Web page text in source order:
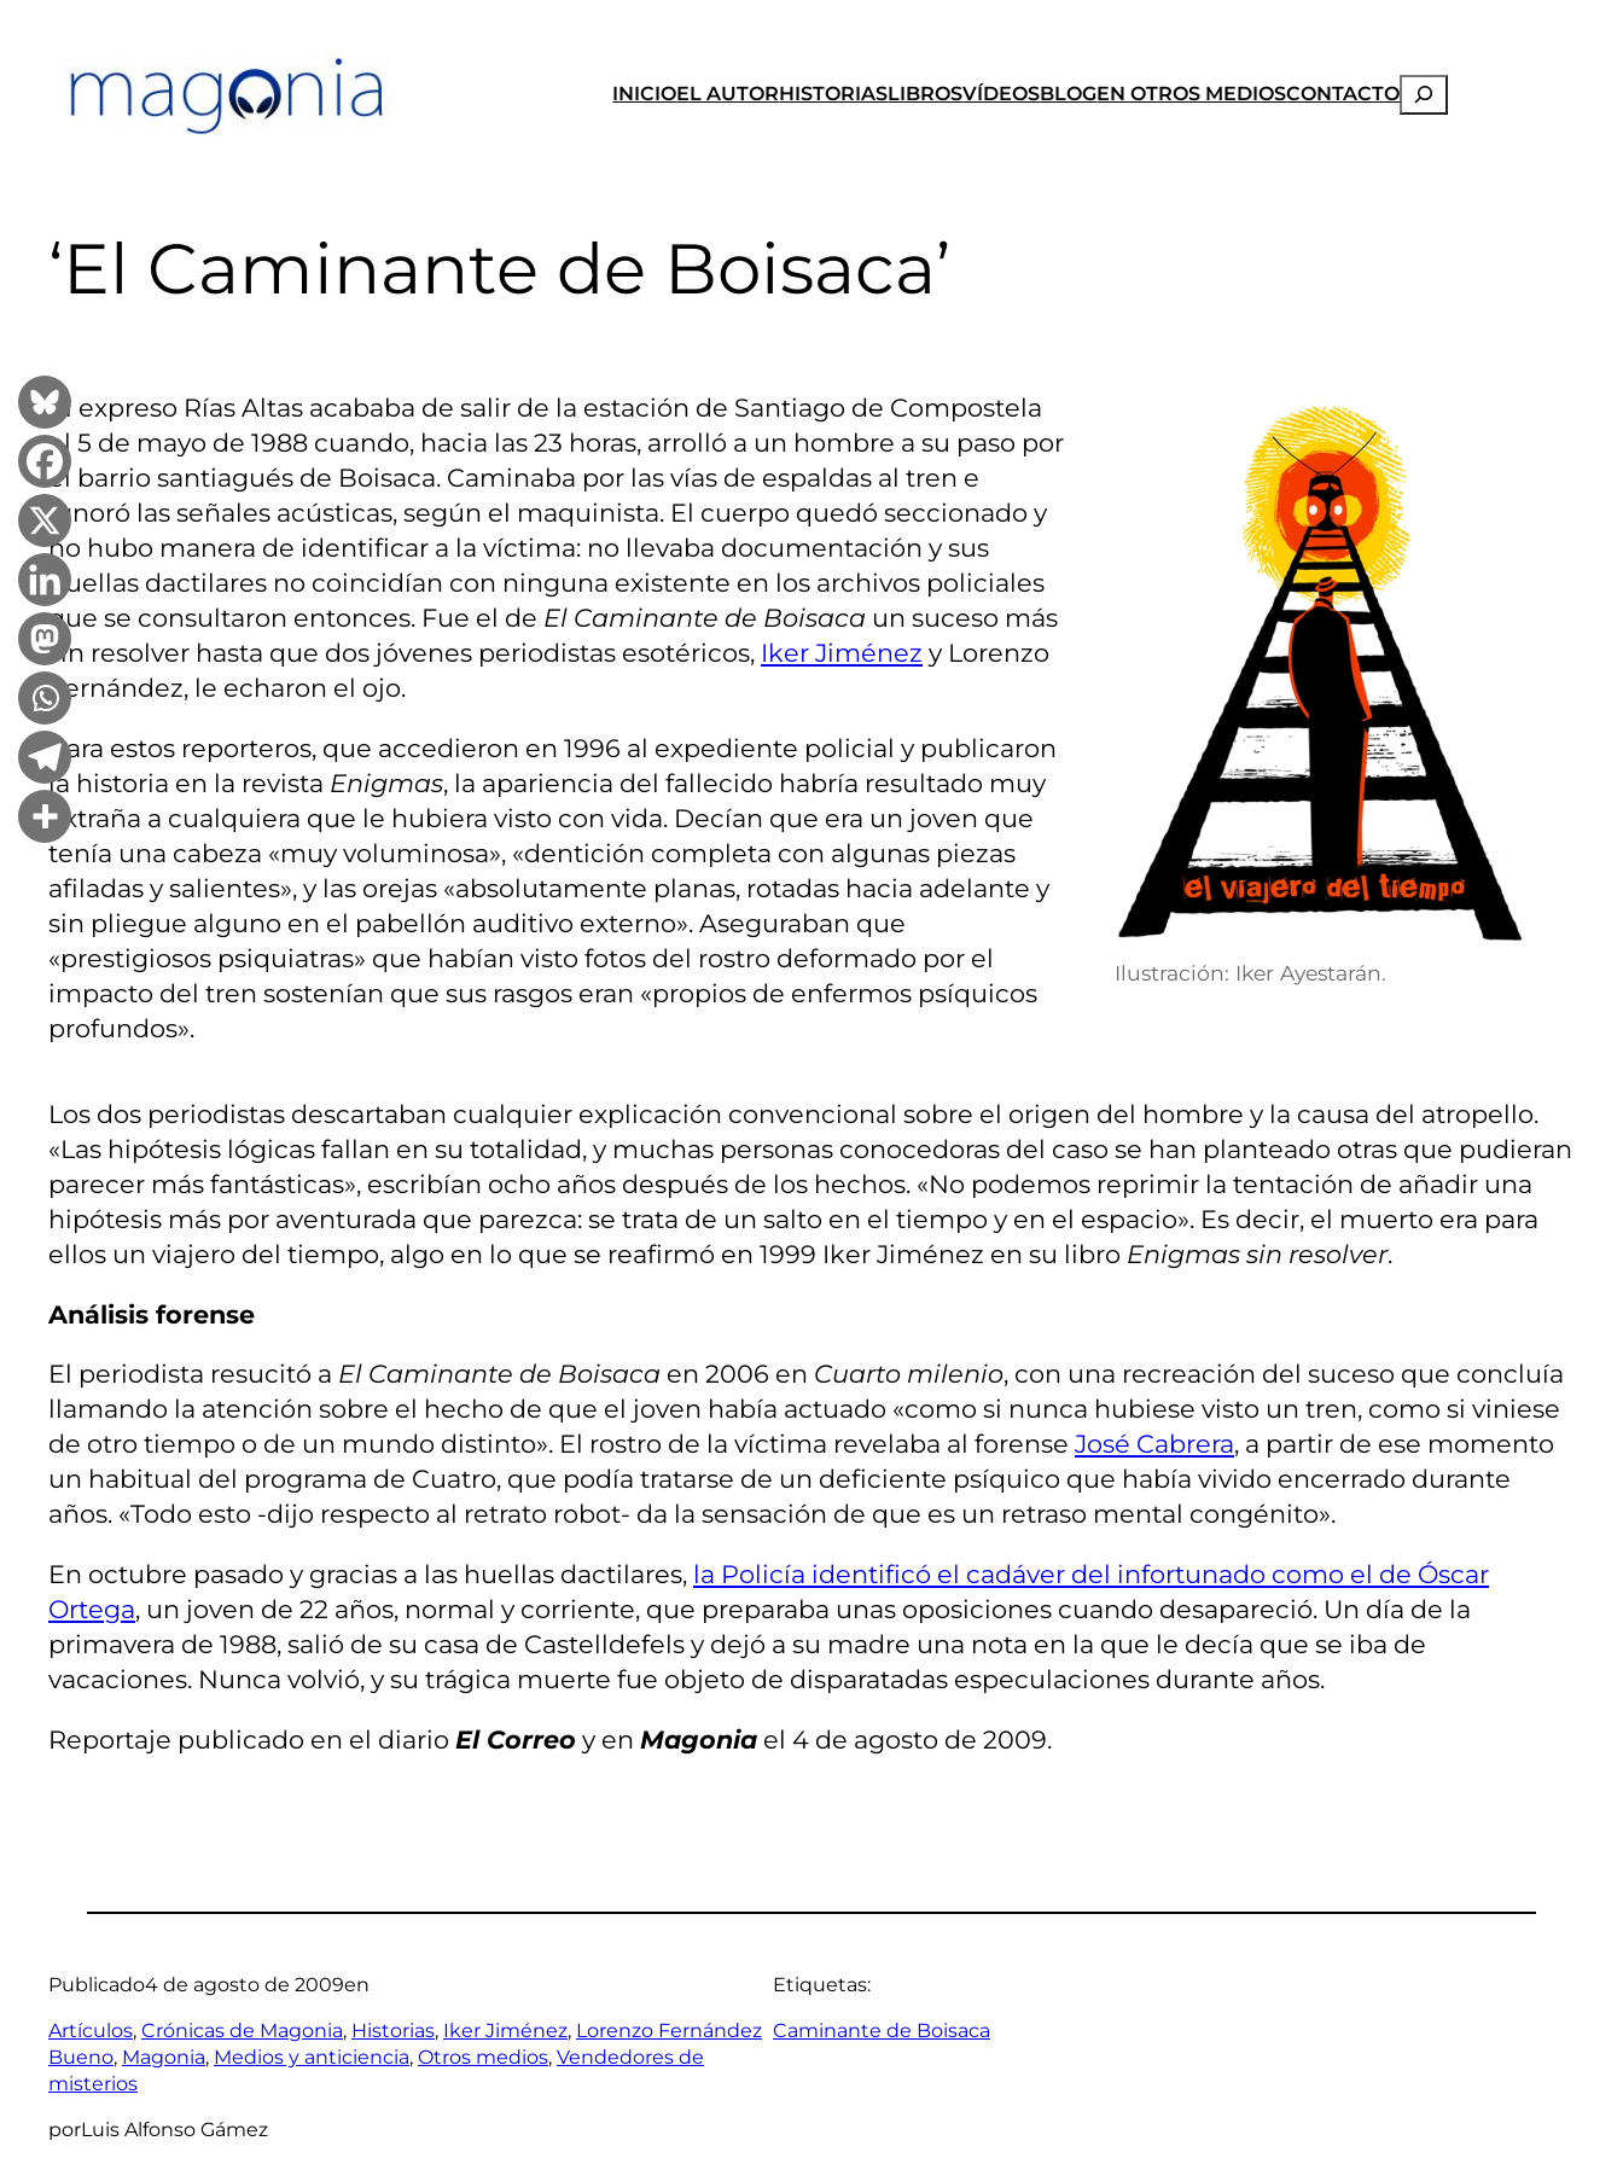
contenido
INICIOEL AUTORHISTORIASLIBROSVÍDEOSBLOGEN OTROS MEDIOSCONTACTOBuscar
‘El Caminante de Boisaca’
El expreso Rías Altas acababa de salir de la estación de Santiago de Compostela
el 5 de mayo de 1988 cuando, hacia las 23 horas, arrolló a un hombre a su paso por
el barrio santiagués de Boisaca. Caminaba por las vías de espaldas al tren e
ignoró las señales acústicas, según el maquinista. El cuerpo quedó seccionado y
no hubo manera de identificar a la víctima: no llevaba documentación y sus
huellas dactilares no coincidían con ninguna existente en los archivos policiales
que se consultaron entonces. Fue el de El Caminante de Boisaca un suceso más
sin resolver hasta que dos jóvenes periodistas esotéricos, Iker Jiménez y Lorenzo
Fernández, le echaron el ojo.
Para estos reporteros, que accedieron en 1996 al expediente policial y publicaron
la historia en la revista Enigmas, la apariencia del fallecido habría resultado muy
extraña a cualquiera que le hubiera visto con vida. Decían que era un joven que
tenía una cabeza «muy voluminosa», «dentición completa con algunas piezas
afiladas y salientes», y las orejas «absolutamente planas, rotadas hacia adelante y
sin pliegue alguno en el pabellón auditivo externo». Aseguraban que
«prestigiosos psiquiatras» que habían visto fotos del rostro deformado por el
impacto del tren sostenían que sus rasgos eran «propios de enfermos psíquicos
profundos».
Ilustración: Iker Ayestarán.
Los dos periodistas descartaban cualquier explicación convencional sobre el origen del hombre y la causa del atropello.
«Las hipótesis lógicas fallan en su totalidad, y muchas personas conocedoras del caso se han planteado otras que pudieran
parecer más fantásticas», escribían ocho años después de los hechos. «No podemos reprimir la tentación de añadir una
hipótesis más por aventurada que parezca: se trata de un salto en el tiempo y en el espacio». Es decir, el muerto era para
ellos un viajero del tiempo, algo en lo que se reafirmó en 1999 Iker Jiménez en su libro Enigmas sin resolver.
Análisis forense
El periodista resucitó a El Caminante de Boisaca en 2006 en Cuarto milenio, con una recreación del suceso que concluía
llamando la atención sobre el hecho de que el joven había actuado «como si nunca hubiese visto un tren, como si viniese
de otro tiempo o de un mundo distinto». El rostro de la víctima revelaba al forense José Cabrera, a partir de ese momento
un habitual del programa de Cuatro, que podía tratarse de un deficiente psíquico que había vivido encerrado durante
años. «Todo esto -dijo respecto al retrato robot- da la sensación de que es un retraso mental congénito».
En octubre pasado y gracias a las huellas dactilares, la Policía identificó el cadáver del infortunado como el de Óscar
Ortega, un joven de 22 años, normal y corriente, que preparaba unas oposiciones cuando desapareció. Un día de la
primavera de 1988, salió de su casa de Castelldefels y dejó a su madre una nota en la que le decía que se iba de
vacaciones. Nunca volvió, y su trágica muerte fue objeto de disparatadas especulaciones durante años.
Reportaje publicado en el diario El Correo y en Magonia el 4 de agosto de 2009.
Publicado4 de agosto de 2009en
Artículos, Crónicas de Magonia, Historias, Iker Jiménez, Lorenzo Fernández
Bueno, Magonia, Medios y anticiencia, Otros medios, Vendedores de
misterios
porLuis Alfonso Gámez
Etiquetas:
Caminante de Boisaca